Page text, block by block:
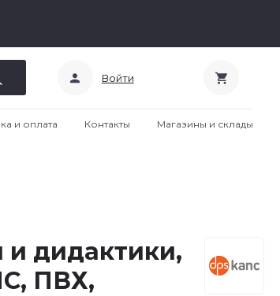
Войти
и оплата Контакты Магазины и склады
и дидактики,
ПВХ,